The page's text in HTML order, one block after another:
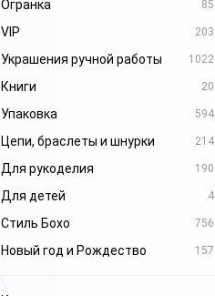
Огранка 85
VIP 203
Украшения ручной работы 1022
Книги 20
Упаковка 594
Цепи, браслеты и шнурки 214
Для рукоделия 190
Для детей 4
Стиль Бохо 756
Новый год и Рождество 157